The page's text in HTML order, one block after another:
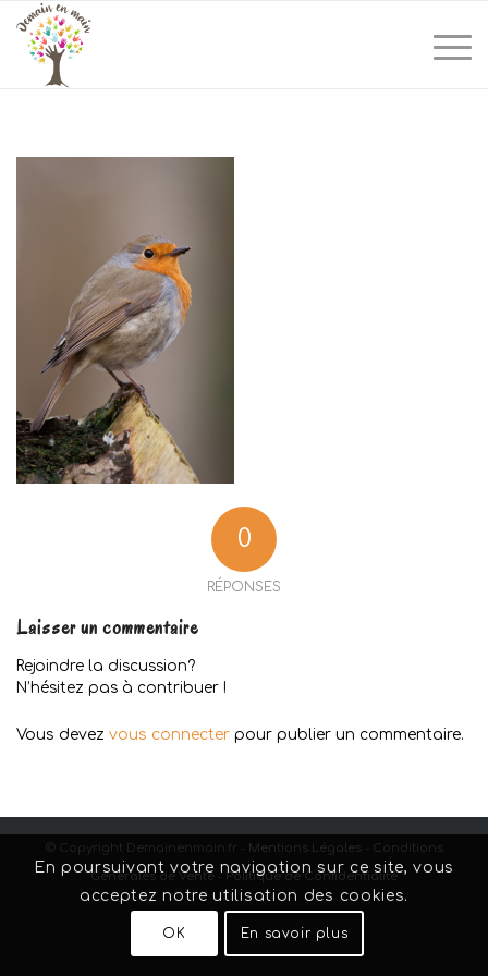
0
RÉPONSES
Laisser un commentaire
Rejoindre la discussion?
N’hésitez pas à contribuer !
Vous devez vous connecter pour publier un commentaire.
© Copyright Demainenmain.fr - Mentions Légales-
Conditions
Générales de Vente - Politique de Confidentialité
En poursuivant votre navigation sur ce site, vous
acceptez notre utilisation des cookies.
OK En savoir plus